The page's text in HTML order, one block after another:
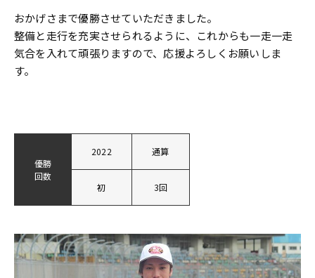
おかげさまで優勝させていただきました。
整備と走行を充実させられるように、これからも一走一走
気合を入れて頑張りますので、応援よろしくお願いしま
す。
優勝
回数
2022 通算
初 3回